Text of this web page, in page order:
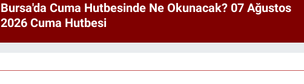
Bursa'da Cuma Hutbesinde Ne Okunacak? 07 Ağustos
2026 Cuma Hutbesi